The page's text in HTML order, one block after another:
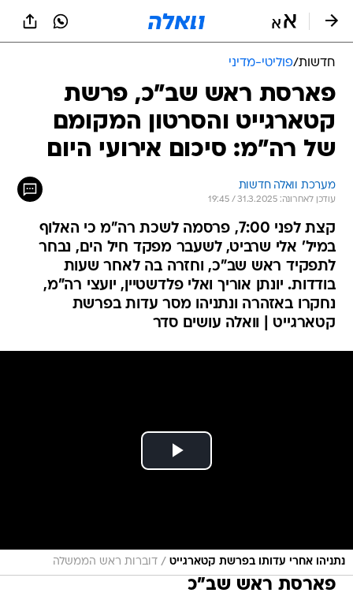
חדשות/פוליטי-מדיני
פארסת ראש שב"כ, פרשת
קטארגייט והסרטון המקומם
של רה"מ: סיכום אירועי היום
מערכת וואלה חדשות
עודכן לאחרונה: 31.3.2025 / 19:45
קצת לפני 7:00, פרסמה לשכת רה"מ כי האלוף
במיל' אלי שרביט, לשעבר מפקד חיל הים, נבחר
לתפקיד ראש שב"כ, וחזרה בה לאחר שעות
בודדות. יונתן אוריך ואלי פלדשטיין, יועצי רה"מ,
נחקרו באזהרה ונתניהו מסר עדות בפרשת
קטארגייט | וואלה עושים סדר
נתניהו אחרי עדותו בפרשת קטארגייט / דוברות ראש הממשלה
פארסת ראש שב"כ